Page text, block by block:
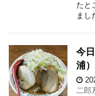
たと
まし
今
浦）
二郎